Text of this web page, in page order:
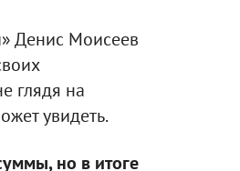
Денис Моисеев
глядя на
увидеть.
но в итоге